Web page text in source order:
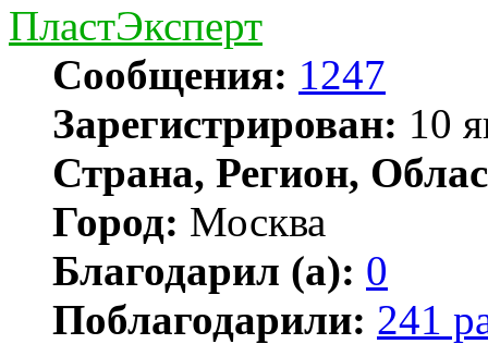
ПластЭксперт
Сообщения: 1247
Зарегистрирован: 10
Страна, Регион,
Город: Москва
Благодарил (а): 0
Поблагодарили: 241